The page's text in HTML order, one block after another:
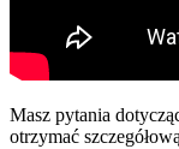
Masz pytania
otrzymać